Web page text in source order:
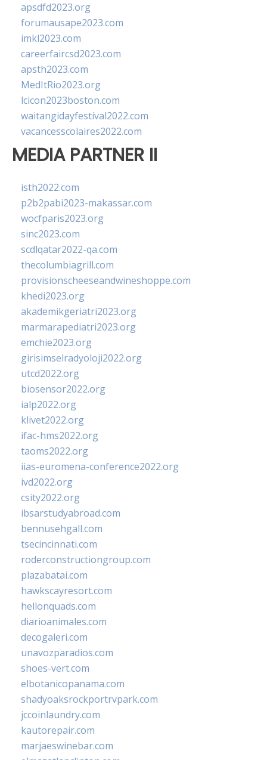
apsdfd2023.org
forumausape2023.com
imkl2023.com
careerfaircsd2023.com
apsth2023.com
MedItRio2023.org
lcicon2023boston.com
waitangidayfestival2022.com
vacancesscolaires2022.com
MEDIA PARTNER II
isth2022.com
p2b2pabi2023-makassar.com
wocfparis2023.org
sinc2023.com
scdlqatar2022-qa.com
thecolumbiagrill.com
provisionscheeseandwineshoppe.com
khedi2023.org
akademikgeriatri2023.org
marmarapediatri2023.org
emchie2023.org
girisimselradyoloji2022.org
utcd2022.org
biosensor2022.org
ialp2022.org
klivet2022.org
ifac-hms2022.org
taoms2022.org
iias-euromena-conference2022.org
ivd2022.org
csity2022.org
ibsarstudyabroad.com
bennusehgall.com
tsecincinnati.com
roderconstructiongroup.com
plazabatai.com
hawkscayresort.com
hellonquads.com
diarioanimales.com
decogaleri.com
unavozparadios.com
shoes-vert.com
elbotanicopanama.com
shadyoaksrockportrvpark.com
jccoinlaundry.com
kautorepair.com
marjaeswinebar.com